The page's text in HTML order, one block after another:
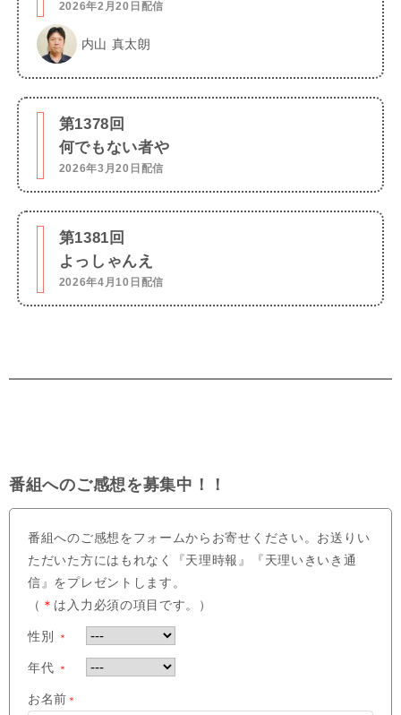
2026年2月20日配信
内山 真太朗
第1378回
何でもない者や
2026年3月20日配信
第1381回
よっしゃんえ
2026年4月10日配信
番組へのご感想を募集中！！
番組へのご感想をフォームからお寄せください。お送りい
ただいた方にはもれなく『天理時報』『天理いきいき通
信』をプレゼントします。
（ ＊ は入力必須の項目です。）
性別 ＊
年代 ＊
お名前 ＊